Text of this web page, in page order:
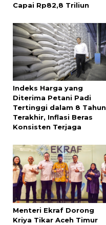
Capai Rp82,8 Triliun
Indeks Harga yang
Diterima Petani Padi
Tertinggi dalam 8 Tahun
Terakhir, Inflasi Beras
Konsisten Terjaga
Menteri Ekraf Dorong
Kriya Tikar Aceh Timur